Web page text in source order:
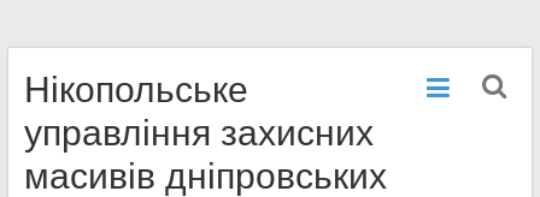
Нікопольське
управління захисних
масивів дніпровських